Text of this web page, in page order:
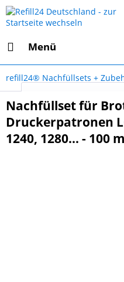
Menü
refill24® Nachfüllsets +
Nachfüllset für
Druckerpatronen
1240, 1280... - 100